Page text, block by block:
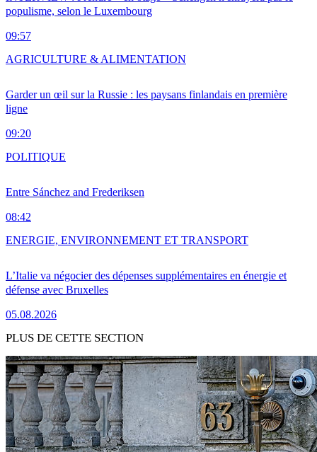
populisme, selon le Luxembourg
09:57
Garder un œil sur la Russie : les paysans finlandais en première
ligne
09:20
AGRICULTURE & ALIMENTATION
Entre Sánchez and Frederiksen
08:42
POLITIQUE
L’Italie va négocier des dépenses supplémentaires en énergie et
défense avec Bruxelles
05.08.2026
ENERGIE, ENVIRONNEMENT ET TRANSPORT
PLUS DE CETTE SECTION